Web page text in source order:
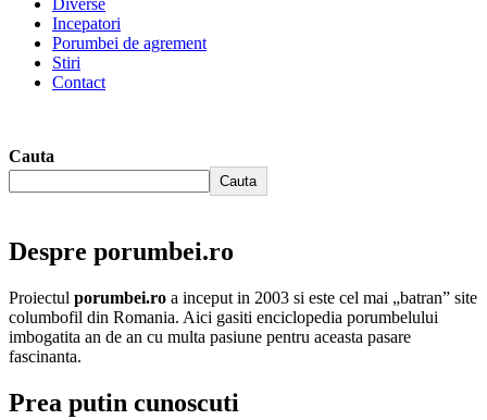
Diverse
Incepatori
Porumbei de agrement
Stiri
Contact
Cauta
Cauta
Despre porumbei.ro
Proiectul porumbei.ro a inceput in 2003 si este cel mai „batran” site
columbofil din Romania. Aici gasiti enciclopedia porumbelului
imbogatita an de an cu multa pasiune pentru aceasta pasare
fascinanta.
Prea putin cunoscuti